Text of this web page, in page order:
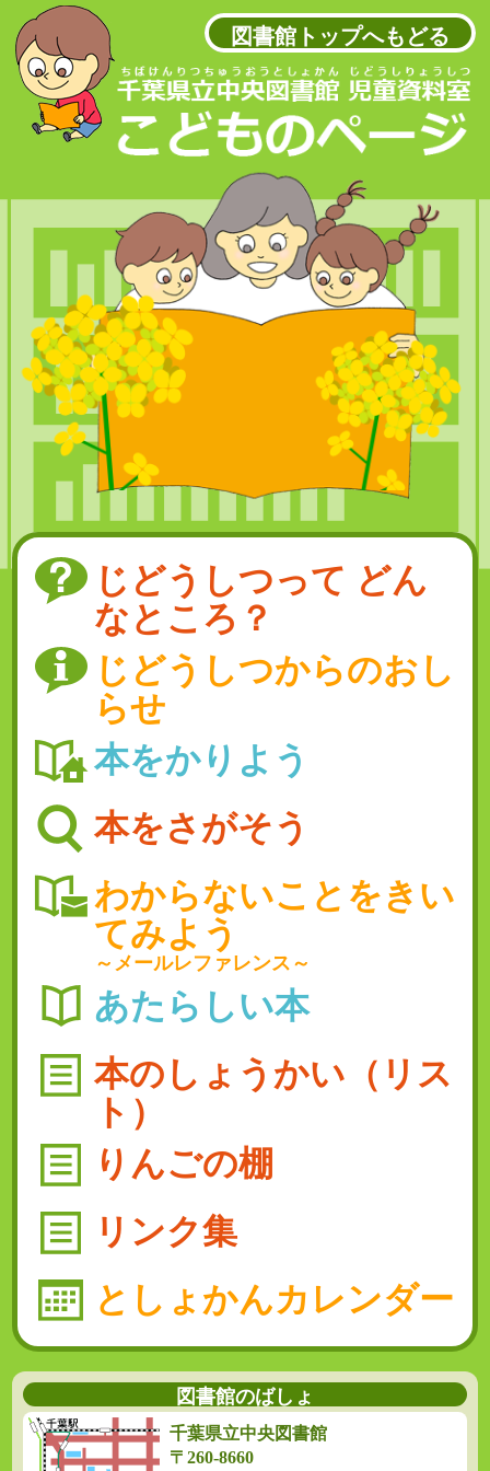
じどうしつって どん
なところ？
じどうしつからのおし
らせ
本をかりよう
本をさがそう
わからないことをきい
てみよう
～メールレファレンス～
あたらしい本
本のしょうかい（リス
ト）
りんごの棚
リンク集
としょかんカレンダー
図書館のばしょ
千葉県立中央図書館
〒260-8660
図書館トップへもどる